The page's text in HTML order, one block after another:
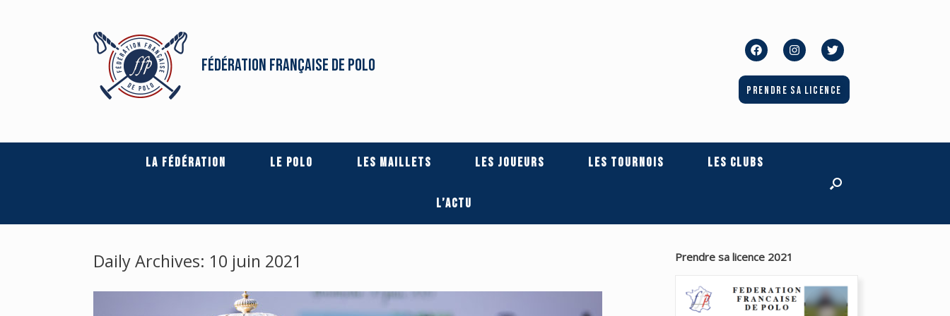
Fédération Française de Polo
Prendre sa licence
La Fédération Le Polo Les Maillets Les Joueurs Les Tournois Les Clubs
L’actu
Daily Archives: 10 juin 2021 Prendre sa licence 2021